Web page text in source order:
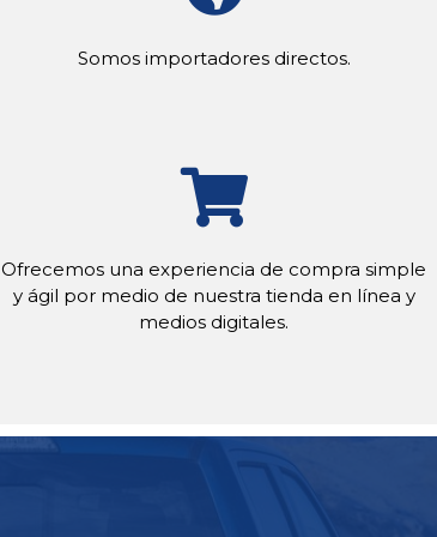
Somos importadores directos.
Ofrecemos una experiencia de compra simple
y ágil por medio de nuestra tienda en línea y
medios digitales.